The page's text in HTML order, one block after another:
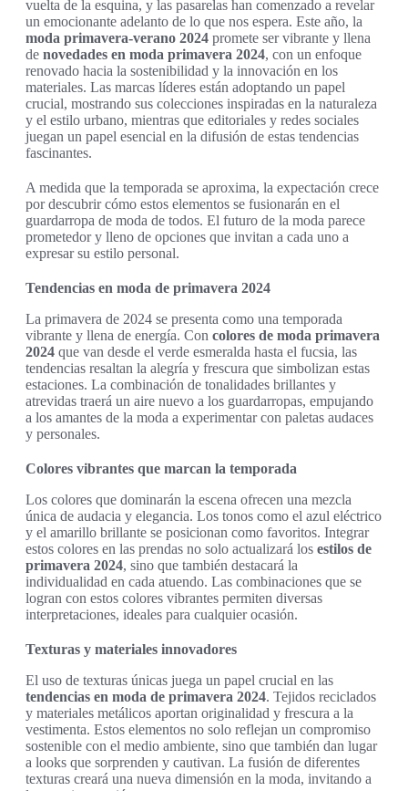
vuelta de la esquina, y las pasarelas han comenzado a revelar
un emocionante adelanto de lo que nos espera. Este año, la
moda primavera-verano 2024 promete ser vibrante y llena
de novedades en moda primavera 2024, con un enfoque
renovado hacia la sostenibilidad y la innovación en los
materiales. Las marcas líderes están adoptando un papel
crucial, mostrando sus colecciones inspiradas en la naturaleza
y el estilo urbano, mientras que editoriales y redes sociales
juegan un papel esencial en la difusión de estas tendencias
fascinantes.
A medida que la temporada se aproxima, la expectación crece
por descubrir cómo estos elementos se fusionarán en el
guardarropa de moda de todos. El futuro de la moda parece
prometedor y lleno de opciones que invitan a cada uno a
expresar su estilo personal.
Tendencias en moda de primavera 2024
La primavera de 2024 se presenta como una temporada
vibrante y llena de energía. Con colores de moda primavera
2024 que van desde el verde esmeralda hasta el fucsia, las
tendencias resaltan la alegría y frescura que simbolizan estas
estaciones. La combinación de tonalidades brillantes y
atrevidas traerá un aire nuevo a los guardarropas, empujando
a los amantes de la moda a experimentar con paletas audaces
y personales.
Colores vibrantes que marcan la temporada
Los colores que dominarán la escena ofrecen una mezcla
única de audacia y elegancia. Los tonos como el azul eléctrico
y el amarillo brillante se posicionan como favoritos. Integrar
estos colores en las prendas no solo actualizará los estilos de
primavera 2024, sino que también destacará la
individualidad en cada atuendo. Las combinaciones que se
logran con estos colores vibrantes permiten diversas
interpretaciones, ideales para cualquier ocasión.
Texturas y materiales innovadores
El uso de texturas únicas juega un papel crucial en las
tendencias en moda de primavera 2024. Tejidos reciclados
y materiales metálicos aportan originalidad y frescura a la
vestimenta. Estos elementos no solo reflejan un compromiso
sostenible con el medio ambiente, sino que también dan lugar
a looks que sorprenden y cautivan. La fusión de diferentes
texturas creará una nueva dimensión en la moda, invitando a